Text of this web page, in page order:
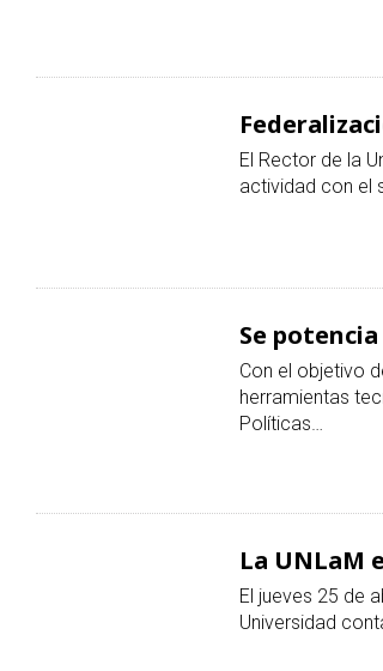
El Rector de la
actividad con el
Se
Con el objetivo
herramientas
Políticas…
La UNLaM
El jueves 25 de
Universidad